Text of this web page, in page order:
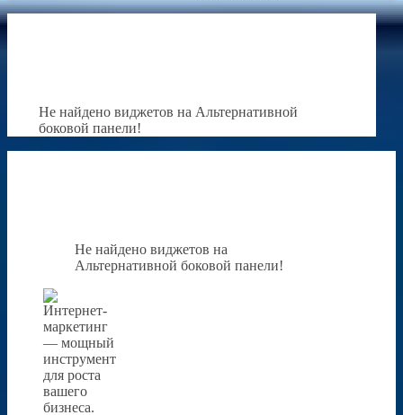
Не найдено виджетов на Альтернативной
боковой панели!
Не найдено виджетов на
Альтернативной боковой панели!